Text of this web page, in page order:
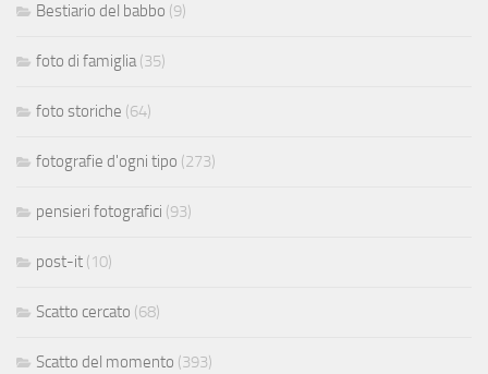
Bestiario del babbo (9)
foto di famiglia(35)
foto storiche (64)
fotografie d'ogni tipo (273)
pensieri fotografici (93)
post-it (10)
Scatto cercato (68)
Scatto del momento (393)